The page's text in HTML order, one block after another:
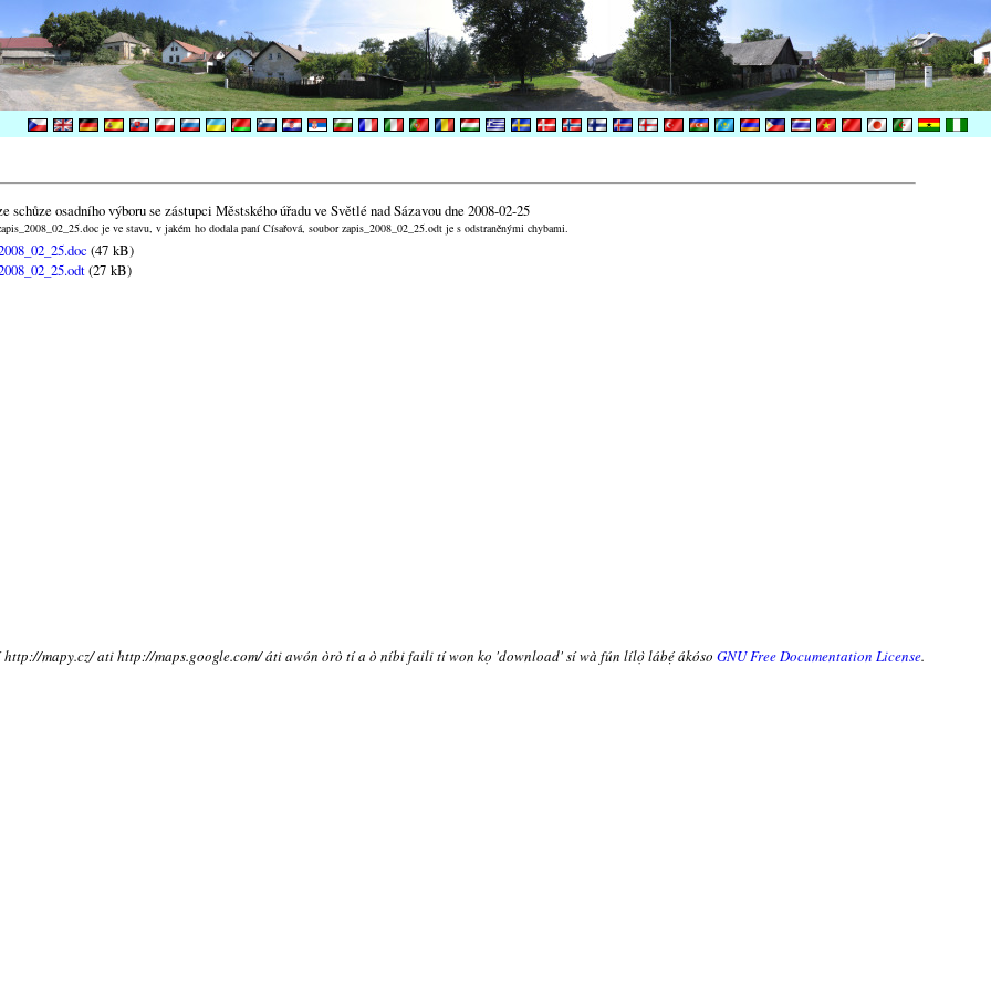
schůze osadního výboru se zástupci Městského úřadu ve Světlé nad Sázavou dne 2008-02-25
je ve stavu, v jakém ho dodala paní Císařová, soubor zapis_2008_02_25.odt je s odstraněnými chybami.
(47 kB)
(27 kB)
mapy.cz/ ati http://maps.google.com/ áti awón òrò tí a ò níbi faili tí won kọ 'download' sí wà fún lílọ̀ lábẹ́ ákóso GNU Free Documentation License.